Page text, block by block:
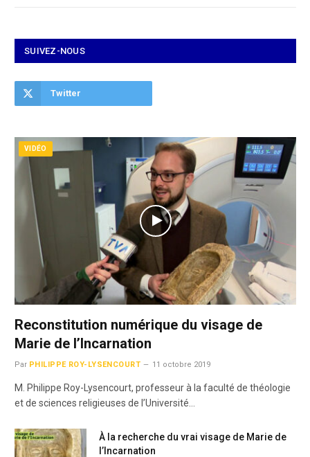
SUIVEZ-NOUS
Twitter
VIDÉO
Reconstitution numérique du visage de
Marie de l’Incarnation
Par PHILIPPE ROY-LYSENCOURT 11 octobre 2019
M. Philippe Roy-Lysencourt, professeur à la faculté de théologie
et de sciences religieuses de l’Université…
À la recherche du vrai visage de Marie de
l’Incarnation